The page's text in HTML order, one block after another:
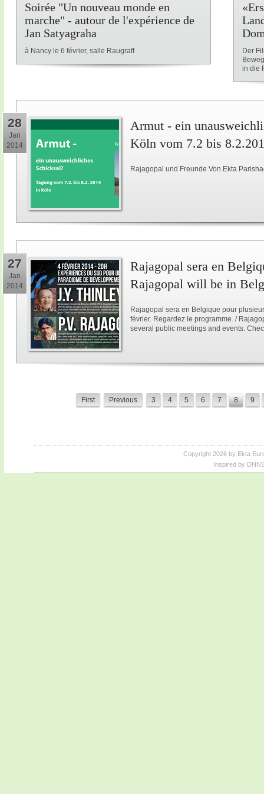
Soirée "Un nouveau monde en
marche" - autour de l'expérience de
Jan Satyagraha
à Nancy le 6 février, salle Raugraff
Der
in die
28
Jan
2014
Armut - ein
Köln vom 7.2 bis
Rajagopal und Freunde Von Ekta
27
Jan
2014
Rajagopal sera en
Rajagopal will be in
Rajagopal sera en Belgique pour
février. Regardez le programme. /
several public meetings and events.
First Previous 3 4 5 6 7 8 9
Copyright 2026 by Ekta
Inspired by